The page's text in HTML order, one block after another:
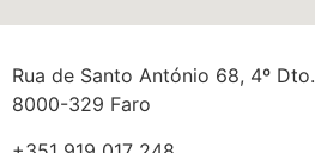
Rua de Santo António 68, 4º Dto.
8000-329 Faro